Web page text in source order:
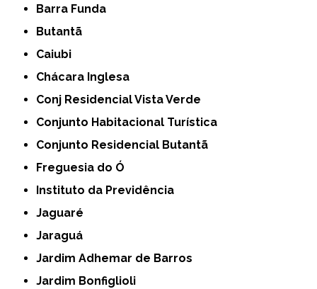
Barra Funda
Butantã
Caiubi
Chácara Inglesa
Conj Residencial Vista Verde
Conjunto Habitacional Turística
Conjunto Residencial Butantã
Freguesia do Ó
Instituto da Previdência
Jaguaré
Jaraguá
Jardim Adhemar de Barros
Jardim Bonfiglioli